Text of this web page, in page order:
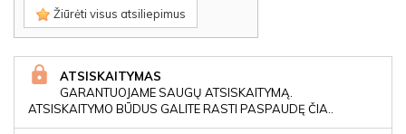
Žiūrėti visus atsiliepimus
ATSISKAITYMAS
GARANTUOJAME SAUGŲ ATSISKAITYMĄ.
ATSISKAITYMO BŪDUS GALITE RASTI PASPAUDĘ ČIA..